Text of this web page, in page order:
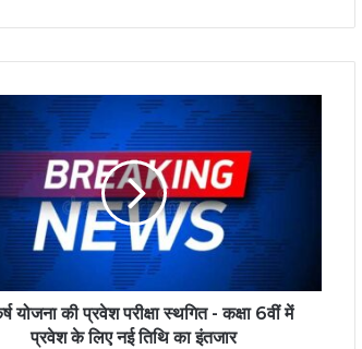
योजना की प्रवेश परीक्षा स्थगित - कक्षा 6वीं में
प्रवेश के लिए नई तिथि का इंतजार